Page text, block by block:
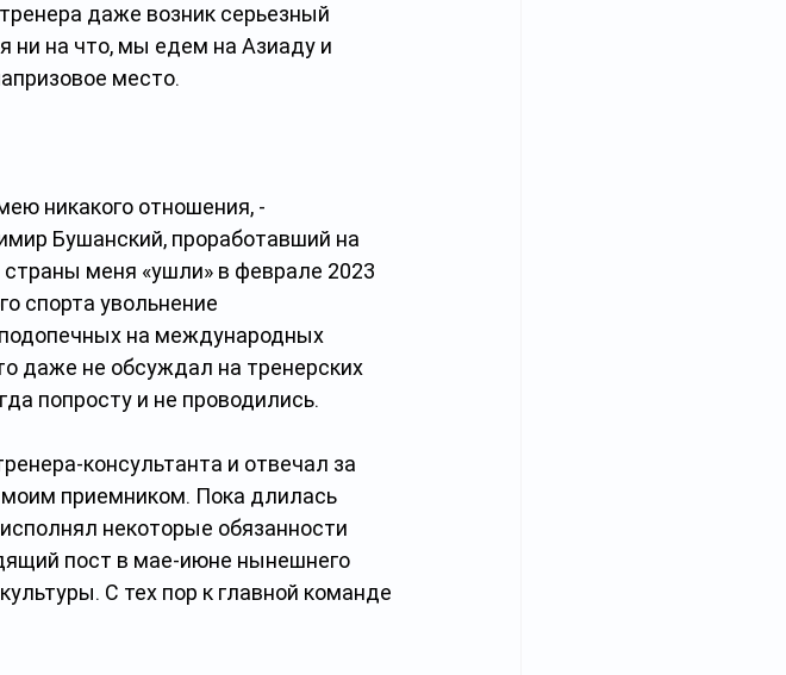
даже возник серьезный
ни на что, мы едем на Азиаду и
место.
никакого отношения, -
Бушанский, проработавший на
меня «ушли» в феврале 2023
спорта увольнение
на международных
даже не обсуждал на тренерских
попросту и не проводились.
консультанта и отвечал за
приемником. Пока длилась
некоторые обязанности
пост в мае-июне нынешнего
С тех пор к главной команде